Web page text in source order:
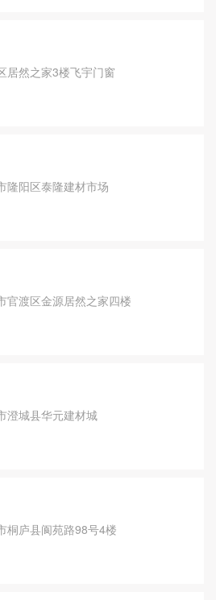
居然之家3楼飞宇门窗
隆阳区泰隆建材市场
官渡区金源居然之家四楼
澄城县华元建材城
桐庐县阆苑路98号4楼